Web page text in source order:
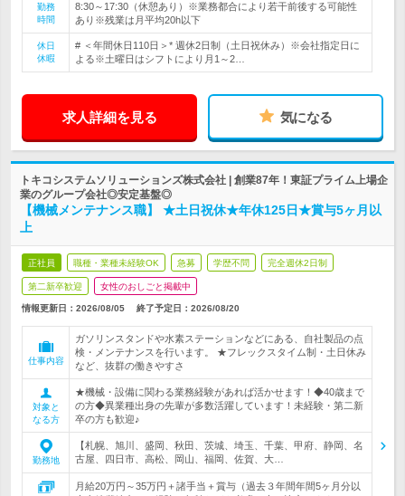
勤務
時間
8:30～17:30（休憩あり）※業務都合により若干前後する可能性
あり※残業は月平均20h以下
休日
休暇
# ＜年間休日110日＞* 週休2日制（土日祝休み）※会社指定日に
よる※土曜日はシフトにより月1～2…
求人詳細を見る 気になる
トキコシステムソリューションズ株式会社 | 創業87年！東証プライム上場企
業のグループ会社◎安定基盤◎
【機械メンテナンス職】 ★土日祝休★年休125日★賞与5ヶ月以
上
正社員 職種・業種未経験OK 急募 学歴不問 完全週休2日制
第二新卒歓迎 女性のおしごと掲載中
情報更新日：2026/08/05 終了予定日： 2026/08/20
仕事内容
ガソリンスタンドや水素ステーションなどにある、自社製品の点
検・メンテナンスを行います。 ★フレックスタイム制・土日休み
など、抜群の働きやすさ
対象と
なる方
★機械・設備に関わる業務経験があれば活かせます！◆40歳まで
の方◆異業種出身の先輩が多数活躍しています！未経験・第二新
卒の方も歓迎♪
勤務地
【札幌、旭川、盛岡、秋田、茨城、埼玉、千葉、甲府、静岡、名
古屋、四日市、高松、岡山、福岡、佐賀、大…
月給20万円～35万円＋諸手当＋賞与（過去３年間年間5ヶ月分以